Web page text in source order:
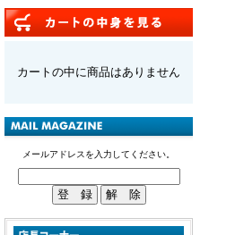
カートの中に商品はありません
メールアドレスを入力してください。